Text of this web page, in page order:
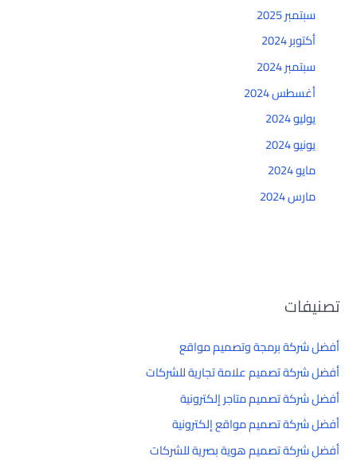
سبتمبر 2025
أكتوبر 2024
سبتمبر 2024
أغسطس 2024
يوليو 2024
يونيو 2024
مايو 2024
مارس 2024
تصنيفات
أفضل شركة برمجة وتصميم مواقع
أفضل شركة تصميم علامة تجارية للشركات
أفضل شركة تصميم متاجر إلكترونية
أفضل شركة تصميم مواقع إلكترونية
أفضل شركة تصميم هوية بصرية للشركات